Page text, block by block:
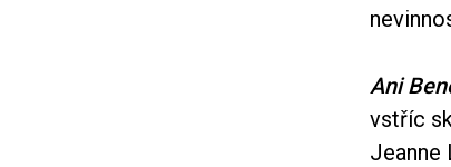
Ani
vstříc
Jeanne